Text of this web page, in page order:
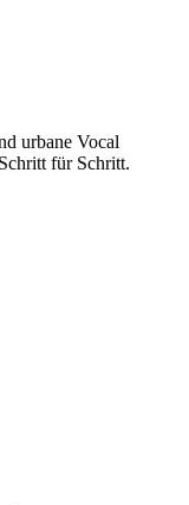
urbane Vocal
für Schritt.